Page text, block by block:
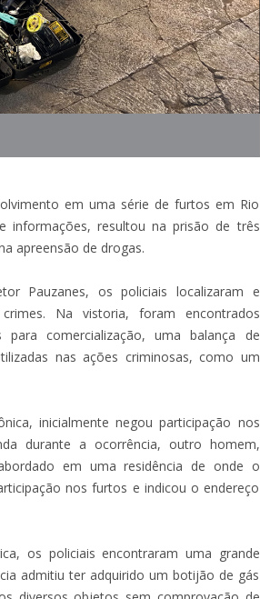
em uma série de furtos em Rio
informações, resultou na prisão de três
apreensão de drogas.
Pauzanes, os policiais localizaram e
Na vistoria, foram encontrados
comercialização, uma balança de
nas ações criminosas, como um
inicialmente negou participação nos
durante a ocorrência, outro homem,
em uma residência de onde o
nos furtos e indicou o endereço
os policiais encontraram uma grande
admitiu ter adquirido um botijão de gás